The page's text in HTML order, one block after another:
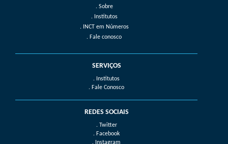
Sobre
Institutos
INCT em Números
Fale conosco
SERVIÇOS
. Institutos
. Fale Conosco
REDES SOCIAIS
. Twitter
. Facebook
. Instagram